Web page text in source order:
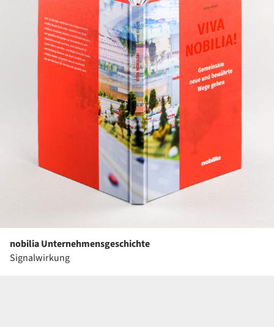
nobilia Unternehmensgeschichte
Signalwirkung